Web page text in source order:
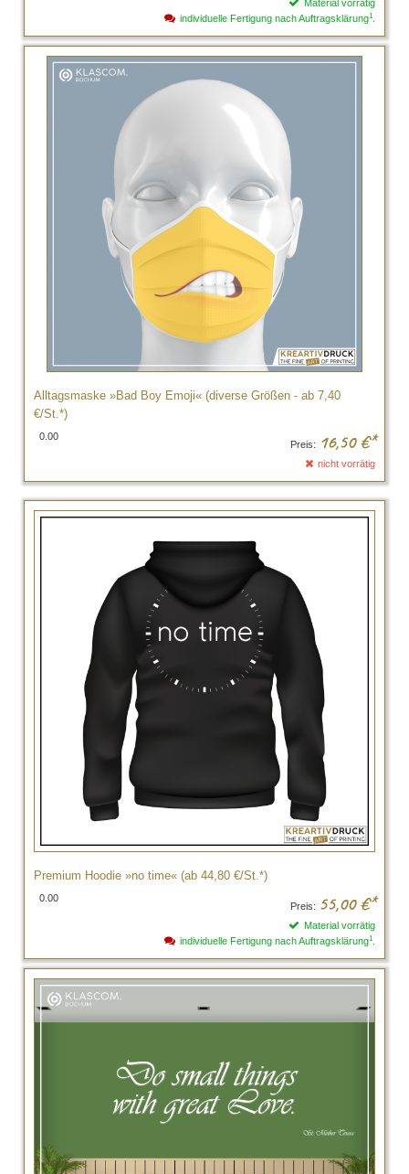
Material vorrätig
individuelle Fertigung nach Auftragsklärung1
Alltagsmaske »Bad Boy Emoji« (diverse Größen - ab 7,40
€/St.*)
0.00
Preis: 16,50 €*
nicht vorrätig
Premium Hoodie »no time« (ab 44,80 €/St.*)
0.00
Preis: 55,00 €*
Material vorrätig
individuelle Fertigung nach Auftragsklärung1